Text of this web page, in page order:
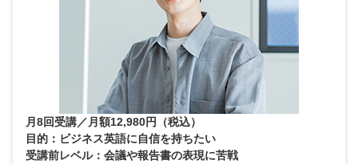
月8回受講／月額12,980円（税込）
目的：ビジネス英語に自信を持ちたい
受講前レベル：会議や報告書の表現に苦戦